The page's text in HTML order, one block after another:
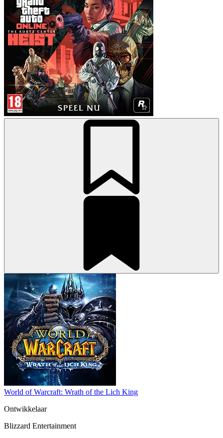
World of Warcraft: Wrath of the Lich King
Ontwikkelaar
Blizzard Entertainment